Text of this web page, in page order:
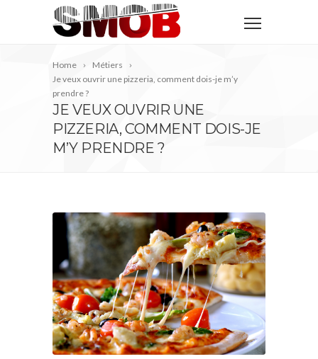
Home
Métiers
Je veux ouvrir une pizzeria, comment dois-je m’y
prendre ?
JE VEUX OUVRIR UNE
PIZZERIA, COMMENT DOIS-JE
M’Y PRENDRE ?